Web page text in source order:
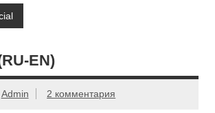
EN)
Admin 2 комментария